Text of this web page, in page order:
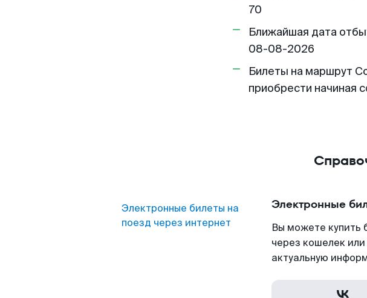
70
Ближайшая дата
08-08-2026
Билеты на маршрут
приобрести начиная
Электронные билеты на
поезд через интернет
Электронные
Вы можете купить
через кошелек
актуальную